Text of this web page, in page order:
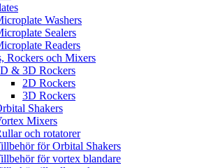
Washers
Sealers
Readers
Rockers och Mixers
& 3D Rockers
2D Rockers
3D Rockers
Shakers
Mixers
och rotatorer
för Orbital Shakers
för vortex blandare